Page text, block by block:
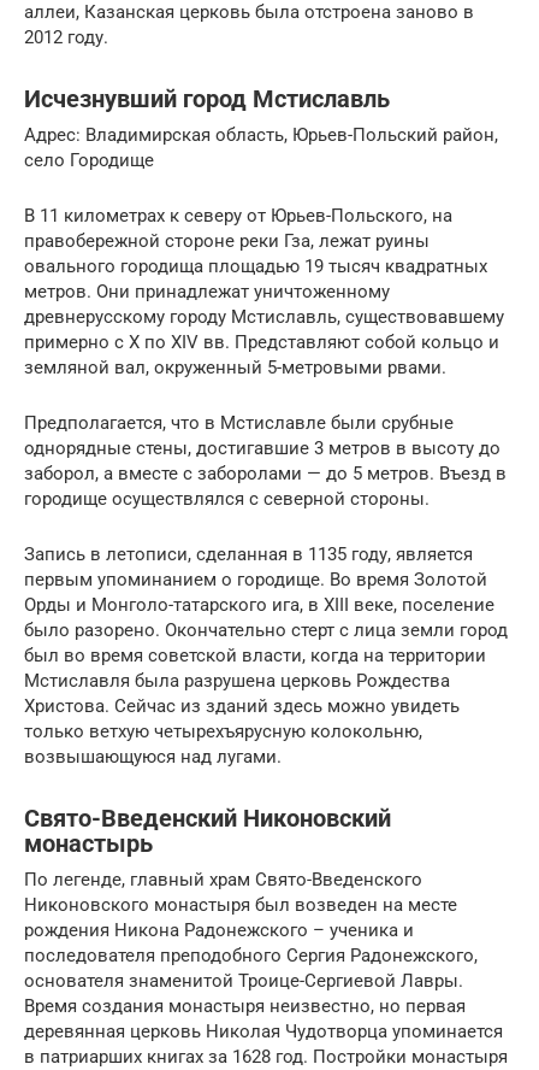
аллеи, Казанская церковь была отстроена заново в
2012 году.
Исчезнувший город Мстиславль
Адрес: Владимирская область, Юрьев-Польский район,
село Городище
В 11 километрах к северу от Юрьев-Польского, на
правобережной стороне реки Гза, лежат руины
овального городища площадью 19 тысяч квадратных
метров. Они принадлежат уничтоженному
древнерусскому городу Мстиславль, существовавшему
примерно с X по XIV вв. Представляют собой кольцо и
земляной вал, окруженный 5-метровыми рвами.
Предполагается, что в Мстиславле были срубные
однорядные стены, достигавшие 3 метров в высоту до
заборол, а вместе с заборолами — до 5 метров. Въезд в
городище осуществлялся с северной стороны.
Запись в летописи, сделанная в 1135 году, является
первым упоминанием о городище. Во время Золотой
Орды и Монголо-татарского ига, в XIII веке, поселение
было разорено. Окончательно стерт с лица земли город
был во время советской власти, когда на территории
Мстиславля была разрушена церковь Рождества
Христова. Сейчас из зданий здесь можно увидеть
только ветхую четырехъярусную колокольню,
возвышающуюся над лугами.
Свято-Введенский Никоновский
монастырь
По легенде, главный храм Свято-Введенского
Никоновского монастыря был возведен на месте
рождения Никона Радонежского – ученика и
последователя преподобного Сергия Радонежского,
основателя знаменитой Троице-Сергиевой Лавры.
Время создания монастыря неизвестно, но первая
деревянная церковь Николая Чудотворца упоминается
в патриарших книгах за 1628 год. Постройки монастыря